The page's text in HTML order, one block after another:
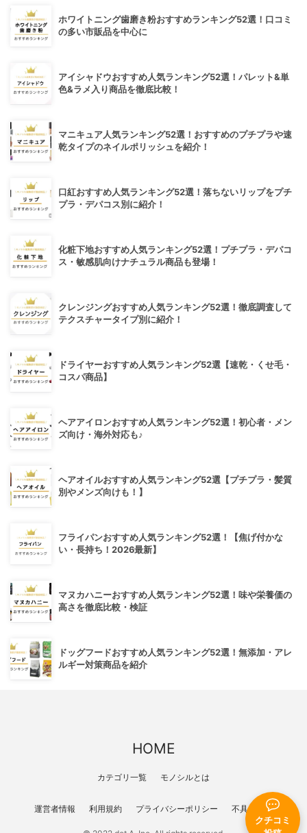
クチコミ
ホワイトニング歯磨き粉おすすめランキング52選！口コミ
の多い市販品を中心に
アイシャドウおすすめ人気ランキング52選！パレット&単
色&ラメ入り商品を徹底比較！
マニキュア人気ランキング52選！おすすめのプチプラや速
乾タイプのネイルポリッシュを紹介！
口紅おすすめ人気ランキング52選！落ちないリップをプチ
プラ・デパコス別に紹介！
化粧下地おすすめ人気ランキング52選！プチプラ・デパコ
ス・敏感肌向けナチュラル商品も登場！
クレンジングおすすめ人気ランキング52選！徹底調査して
テクスチャータイプ別に紹介！
ドライヤーおすすめ人気ランキング52選【速乾・くせ毛・
コスパ商品】
ヘアアイロンおすすめ人気ランキング52選！初心者・メン
ズ向け・海外対応も♪
ヘアオイルおすすめ人気ランキング52選【プチプラ・髪質
別やメンズ向けも！】
フライパンおすすめ人気ランキング52選！【焦げ付かな
い・長持ち！2026最新】
マヌカハニーおすすめ人気ランキング52選！味や栄養価の
高さを徹底比較・検証
ドッグフードおすすめ人気ランキング52選！無添加・アレ
ルギー対策商品を紹介
HOME
カテゴリ一覧 モノシルとは
運営者情報 利用規約 プライバシーポリシー 不具合報告